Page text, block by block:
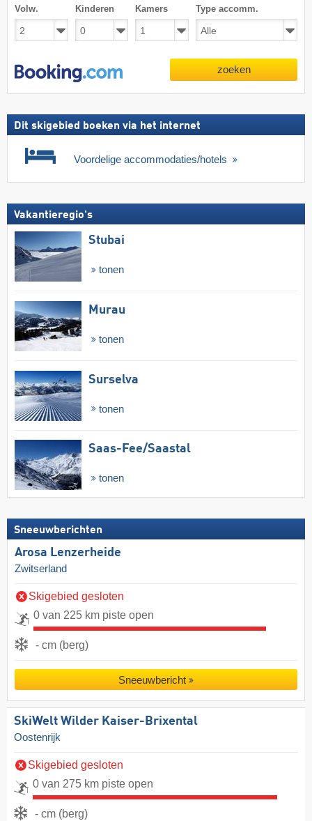
Volw. Kinderen Kamers Type accomm.
zoeken
Dit skigebied boeken via het internet
Voordelige accommodaties/hotels
Vakantieregio's
Stubai
tonen
Murau
tonen
Surselva
tonen
Saas-Fee/​Saastal
tonen
Sneeuwberichten
Arosa Lenzerheide
Zwitserland
Skigebied gesloten
0 van 225 km piste open
- cm (berg)
Sneeuwbericht
SkiWelt Wilder Kaiser-Brixental
Oostenrijk
Skigebied gesloten
0 van 275 km piste open
- cm (berg)